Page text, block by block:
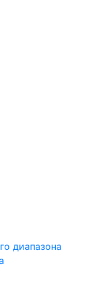
диапазона